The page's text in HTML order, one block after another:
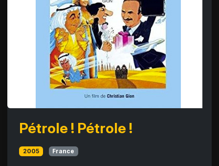
Pétrole ! Pétrole !
2005 France